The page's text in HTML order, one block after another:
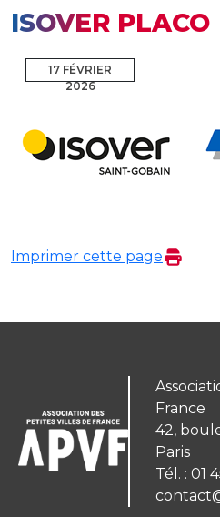
ISOVER PLACO
17 FÉVRIER
2026
Imprimer cette page
France
42,
Paris
Tél. : 01